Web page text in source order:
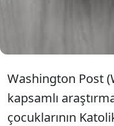
Washington Post
kapsamlı
çocuklarının